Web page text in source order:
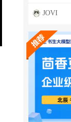
miro:bit编程
JOVI